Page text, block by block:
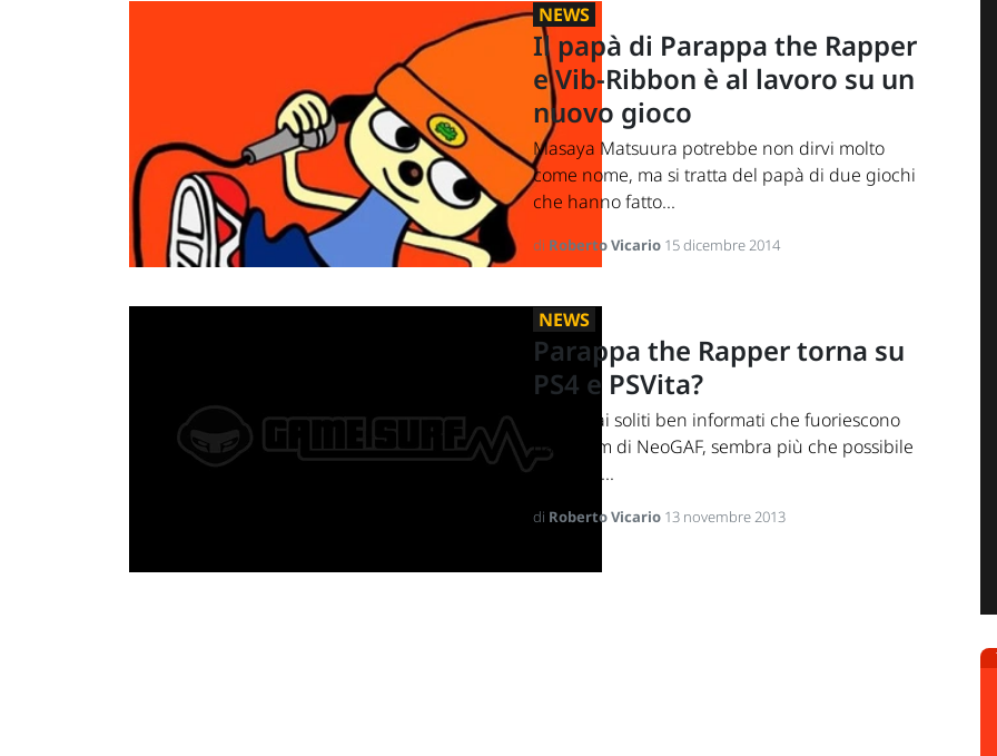
NEWS
Il papà di Parappa the Rapper
e Vib-Ribbon è al lavoro su un
nuovo gioco
Masaya Matsuura potrebbe non dirvi molto
come nome, ma si tratta del papà di due giochi
che hanno fatto...
di Roberto Vicario 15 dicembre 2014
NEWS
Parappa the Rapper torna su
PS4 e PSVita?
Stando ai soliti ben informati che fuoriescono
dal forum di NeoGAF, sembra più che possibile
il ritorno...
di Roberto Vicario 13 novembre 2013